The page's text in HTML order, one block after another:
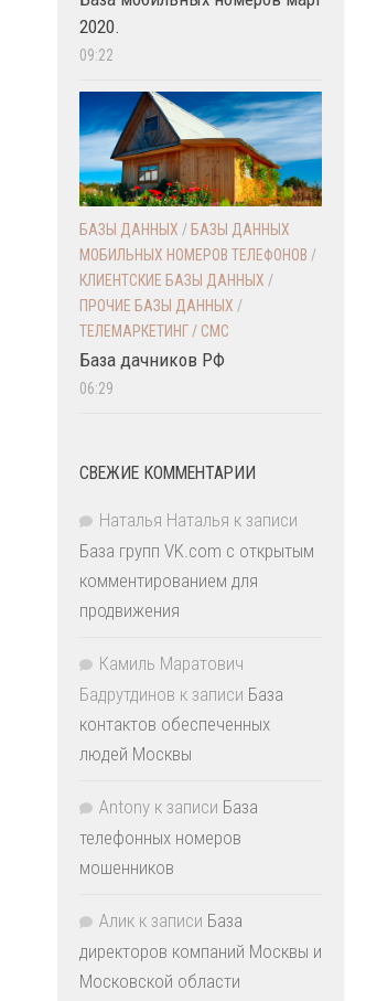
2020.
09:22
БАЗЫ ДАННЫХ / БАЗЫ ДАННЫХ
МОБИЛЬНЫХ НОМЕРОВ ТЕЛЕФОНОВ /
КЛИЕНТСКИЕ БАЗЫ ДАННЫХ /
ПРОЧИЕ БАЗЫ ДАННЫХ /
ТЕЛЕМАРКЕТИНГ / СМС
База дачников РФ
06:29
СВЕЖИЕ КОММЕНТАРИИ
Наталья Наталья к записи
База групп VK.com с открытым
комментированием для
продвижения
Камиль Маратович
Бадрутдинов к записи База
контактов обеспеченных
людей Москвы
Antony к записи База
телефонных номеров
мошенников
Алик к записи База
директоров компаний Москвы и
Московской области